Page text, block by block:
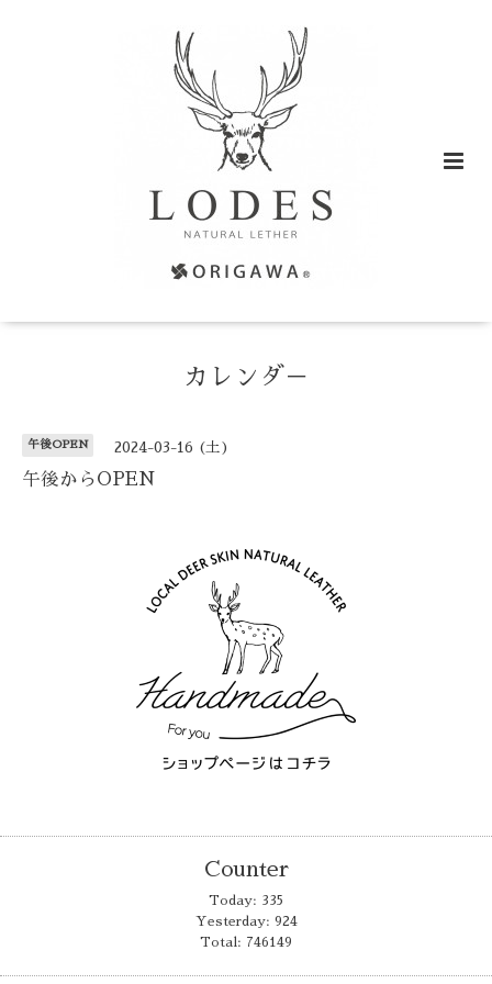
カレンダ－
午後OPEN 2024-03-16 (土)
午後からOPEN
Counter
Today: 335
Yesterday: 924
Total: 746149